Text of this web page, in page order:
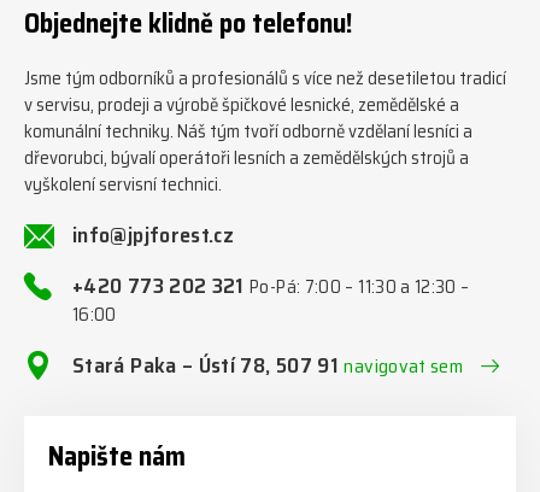
#firewoodproduction
#firewood #deitmer
Objednejte klidně po telefonu!
Jsme tým odborníků a profesionálů s více než desetiletou tradicí
v servisu, prodeji a výrobě špičkové lesnické, zemědělské a
komunální techniky. Náš tým tvoří odborně vzdělaní lesníci a
dřevorubci, bývalí operátoři lesních a zemědělských strojů a
vyškolení servisní technici.
info@jpjforest.cz
+420 773 202 321Po-Pá: 7:00 – 11:30 a 12:30 –
16:00
Stará Paka – Ústí 78, 507 91navigovat sem
Napište nám